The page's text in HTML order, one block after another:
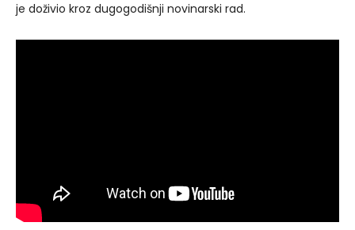
je doživio kroz dugogodišnji novinarski rad.